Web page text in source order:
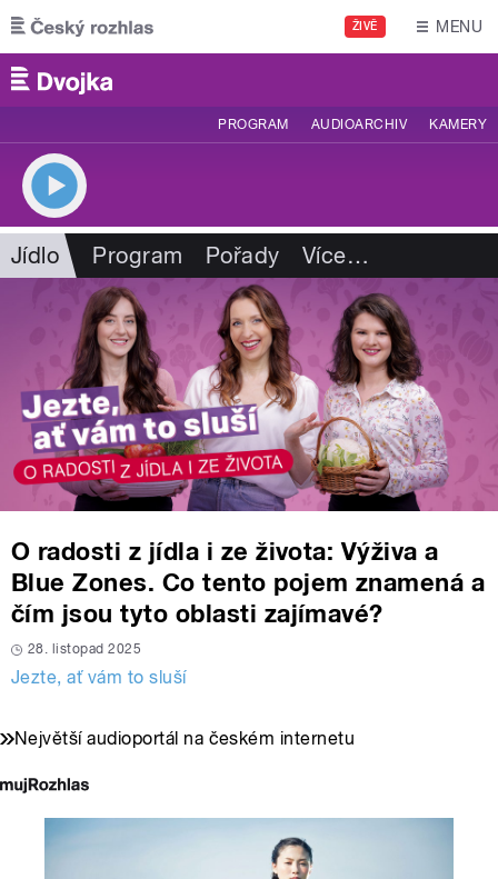
Přejít k hlavnímu obsahu
ŽIVĚ MENU
PROGRAM AUDIOARCHIV KAMERY
Jídlo Program Pořady Více…
O radosti z jídla i ze života: Výživa a
Blue Zones. Co tento pojem znamená a
čím jsou tyto oblasti zajímavé?
28. listopad 2025
Jezte, ať vám to sluší
Největší audioportál na českém internetu